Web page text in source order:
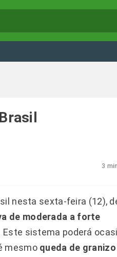
3
nesta sexta-feira (12),
de moderada a forte
Este sistema poderá
mesmo queda de granizo